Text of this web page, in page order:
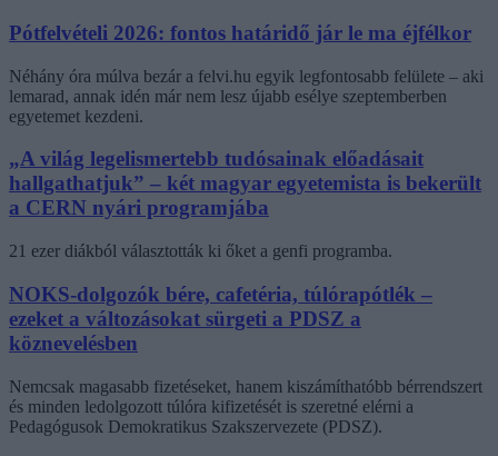
Pótfelvételi 2026: fontos határidő jár le ma éjfélkor
Néhány óra múlva bezár a felvi.hu egyik legfontosabb felülete – aki
lemarad, annak idén már nem lesz újabb esélye szeptemberben
egyetemet kezdeni.
„A világ legelismertebb tudósainak előadásait
hallgathatjuk” – két magyar egyetemista is bekerült
a CERN nyári programjába
21 ezer diákból választották ki őket a genfi programba.
NOKS-dolgozók bére, cafetéria, túlórapótlék –
ezeket a változásokat sürgeti a PDSZ a
köznevelésben
Nemcsak magasabb fizetéseket, hanem kiszámíthatóbb bérrendszert
és minden ledolgozott túlóra kifizetését is szeretné elérni a
Pedagógusok Demokratikus Szakszervezete (PDSZ).